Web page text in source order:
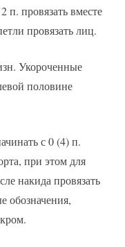
провязать вместе
провязать лиц.
Укороченные
половине
с 0 (4) п.
при этом для
накида провязать
обозначения,